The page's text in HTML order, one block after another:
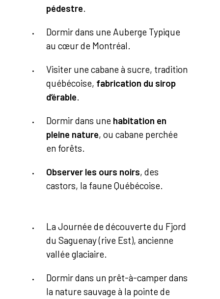
pédestre.
Dormir dans une Auberge Typique
au cœur de Montréal.
Visiter une cabane à sucre, tradition
québécoise, fabrication du sirop
d’érable.
Dormir dans une habitation en
pleine nature, ou cabane perchée
en forêts.
Observer les ours noirs, des
castors, la faune Québécoise.
La Journée de découverte du Fjord
du Saguenay (rive Est), ancienne
vallée glaciaire.
Dormir dans un prêt-à-camper dans
la nature sauvage à la pointe de